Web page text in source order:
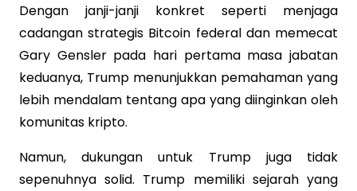
Dengan janji-janji konkret seperti menjaga
cadangan strategis Bitcoin federal dan memecat
Gary Gensler pada hari pertama masa jabatan
keduanya, Trump menunjukkan pemahaman yang
lebih mendalam tentang apa yang diinginkan oleh
komunitas kripto.
Namun, dukungan untuk Trump juga tidak
sepenuhnya solid. Trump memiliki sejarah yang